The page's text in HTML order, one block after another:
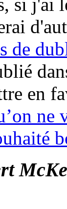
de
en
ne